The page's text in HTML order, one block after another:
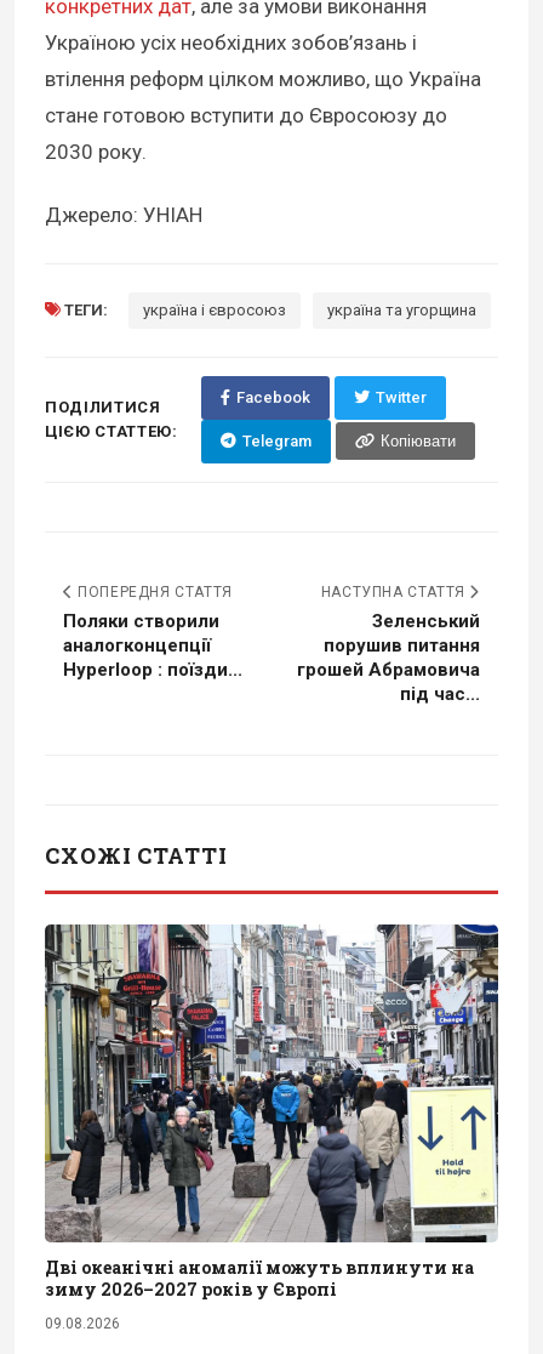
конкретних дат, але за умови виконання
Україною усіх необхідних зобов’язань і
втілення реформ цілком можливо, що Україна
стане готовою вступити до Євросоюзу до
2030 року.
Джерело: УНІАН
ТЕГИ: україна і євросоюз україна та угорщина
ПОДІЛИТИСЯ
ЦІЄЮ СТАТТЕЮ:
Facebook Twitter
Telegram Копіювати
ПОПЕРЕДНЯ СТАТТЯ
Поляки створили
аналогконцепції
Hyperloop : поїзди...
НАСТУПНА СТАТТЯ
Зеленський
порушив питання
грошей Абрамовича
під час...
СХОЖІ СТАТТІ
Дві океанічні аномалії можуть вплинути на
зиму 2026–2027 років у Європі
09.08.2026